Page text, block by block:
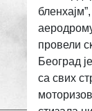
провели
Београд
са свих